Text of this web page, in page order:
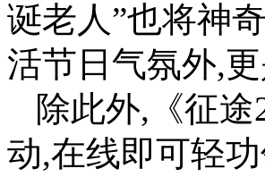
诞老人”也将神
活节日气氛外,
除此外,《征
动,在线即可轻